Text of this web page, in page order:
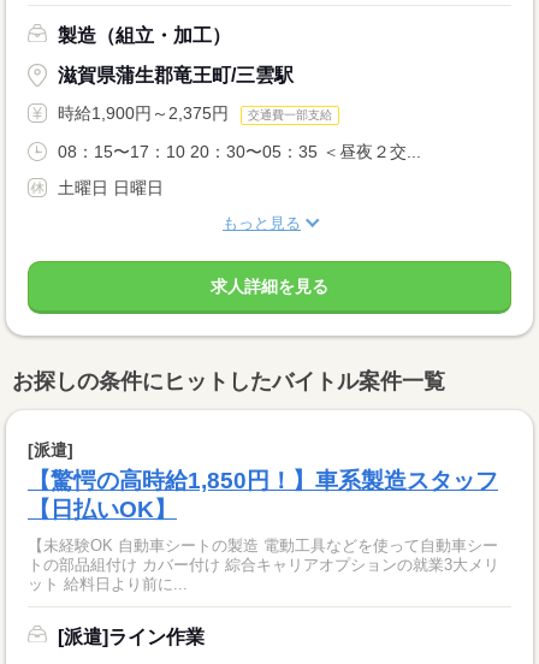
製造（組立・加工）
滋賀県蒲生郡竜王町/三雲駅
時給1,900円～2,375円 交通費一部支給
08：15〜17：10 20：30〜05：35 ＜昼夜２交...
土曜日 日曜日
もっと見る
求人詳細を見る
お探しの条件にヒットしたバイトル案件一覧
[派遣]
【驚愕の高時給1,850円！】車系製造スタッフ
【日払いOK】
【未経験OK 自動車シートの製造 電動工具などを使って自動車シー
トの部品組付け カバー付け 綜合キャリアオプションの就業3大メリ
ット 給料日より前に...
[派遣]ライン作業